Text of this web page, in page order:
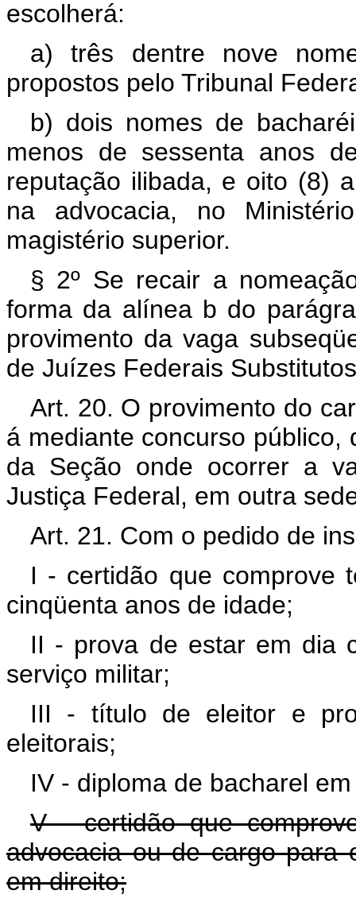
escolherá:
a) três dentre nove
propostos pelo Tribunal
b) dois nomes de
menos de sessenta anos
reputação ilibada, e oito (8)
na advocacia, no
magistério superior.
§ 2º Se recair a
forma da alínea b do
provimento da vaga
de Juízes Federais
Art. 20. O provimento do
á mediante concurso
da Seção onde ocorrer a
Justiça Federal, em outra
Art. 21. Com o pedido de
I - certidão que comprove
cinqüenta anos de idade;
II - prova de estar em dia
serviço militar;
III - título de eleitor e
eleitorais;
IV - diploma de bacharel
V - certidão que
advocacia ou de cargo para
em direito;